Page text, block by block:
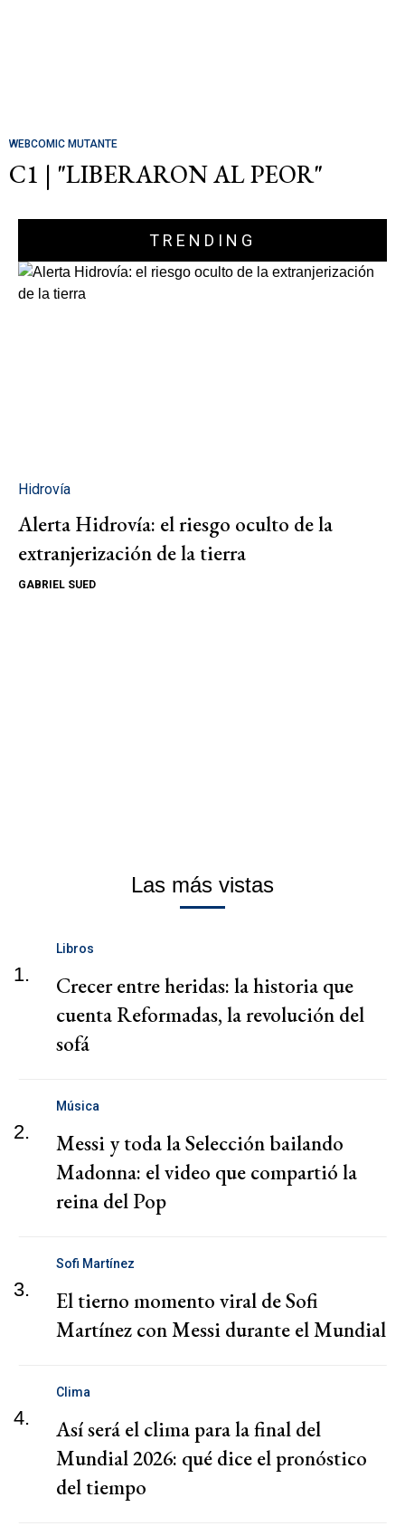
WEBCOMIC MUTANTE
C1 | "LIBERARON AL PEOR"
TRENDING
Hidrovía
Alerta Hidrovía: el riesgo oculto de la
extranjerización de la tierra
GABRIEL SUED
Las más vistas
1.
Libros
Crecer entre heridas: la historia que
cuenta Reformadas, la revolución del
sofá
2.
Música
Messi y toda la Selección bailando
Madonna: el video que compartió la
reina del Pop
3.
Sofi Martínez
El tierno momento viral de Sofi
Martínez con Messi durante el Mundial
4.
Clima
Así será el clima para la final del
Mundial 2026: qué dice el pronóstico
del tiempo